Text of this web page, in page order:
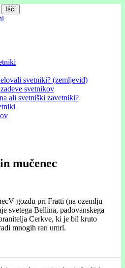
svetniki? (zemljevid)
svetnikov
ali svetniški zavetniki?
mučenec
V gozdu pri Fratti (na ozemlju
svetega Bellína, padovanskega
Cerkve, ki je bil kruto
mnogih ran umrl.